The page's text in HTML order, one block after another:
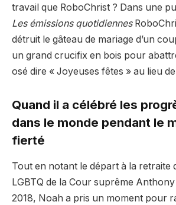
travail que RoboChrist ? Dans une
Les émissions quotidiennes
détruit le gâteau de mariage d’un
un grand crucifix en bois pour
osé dire « Joyeuses fêtes » au lieu
Quand il a célébré les
dans le monde pendant le
fierté
Tout en notant le départ à la retraite
LGBTQ de la Cour suprême
2018, Noah a pris un moment pour